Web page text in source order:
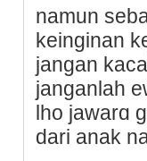
namun
keinginan
jangan
janganlah
lho jawarɑ
dari anak